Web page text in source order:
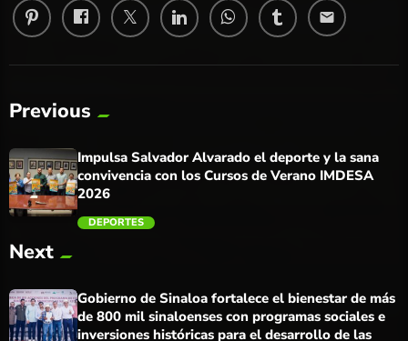
email
Previous
Impulsa Salvador Alvarado el deporte y la sana
convivencia con los Cursos de Verano IMDESA
2026
DEPORTES
Next
Gobierno de Sinaloa fortalece el bienestar de más
de 800 mil sinaloenses con programas sociales e
inversiones históricas para el desarrollo de las